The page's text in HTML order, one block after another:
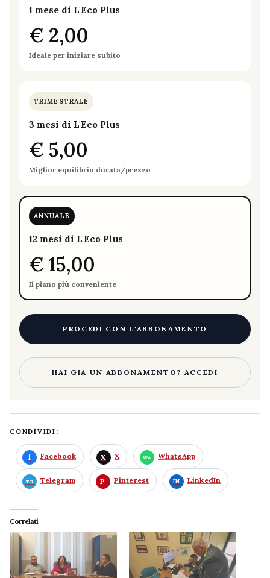
1 mese di L'Eco Plus
€ 2,00
Ideale per iniziare subito
TRIMESTRALE
3 mesi di L'Eco Plus
€ 5,00
Miglior equilibrio durata/prezzo
ANNUALE
12 mesi di L'Eco Plus
€ 15,00
Il piano più conveniente
PROCEDI CON L'ABBONAMENTO
HAI GIA UN ABBONAMENTO? ACCEDI
CONDIVIDI:
Facebook X WhatsApp
Telegram Pinterest LinkedIn
Correlati